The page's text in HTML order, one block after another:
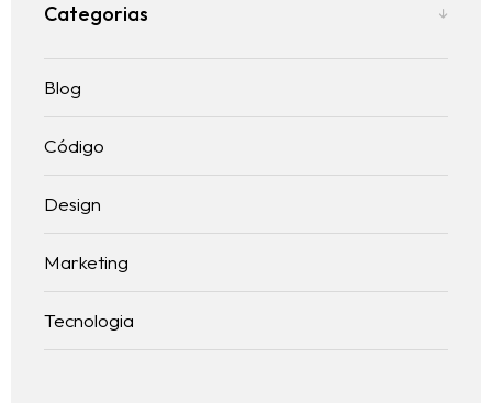
Categorias
Blog
Código
Design
Marketing
Tecnologia